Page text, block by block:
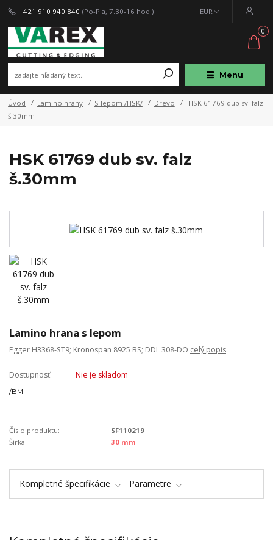
Menu
EUR
+421 910 940 840 (Po-Pia, 7.30-16 hod.)
0
Úvod Lamino hrany S lepom /HSK/ Drevo
HSK 61769 dub sv. falz
š.30mm
HSK 61769 dub sv. falz
š.30mm
Lamino hrana s lepom
Egger H3368-ST9; Kronospan 8925 BS; DDL 308-DO celý popis
Dostupnosť Nie je skladom
/BM
Číslo produktu:
SF110219
Šírka:
30 mm
Kompletné špecifikácie Parametre